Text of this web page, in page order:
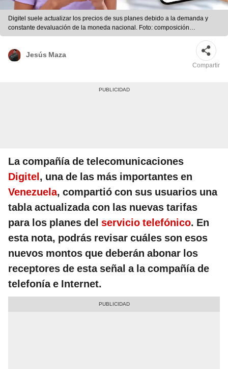
Digitel suele actualizar los precios de sus planes debido a la demanda y
constante devaluación de la moneda nacional. Foto: composición
LR/Digitel/Freepik
Jesús Maza
Compartir
La compañía de telecomunicaciones
Digitel, una de las más importantes en
Venezuela, compartió con sus usuarios una
tabla actualizada con las nuevas tarifas
para los planes del servicio telefónico. En
esta nota, podrás revisar cuáles son esos
nuevos montos que deberán abonar los
receptores de esta señal a la compañía de
telefonía e Internet.